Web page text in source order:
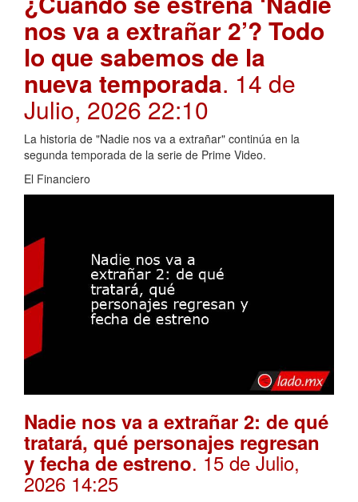
nos va a extrañar 2’? Todo
lo que sabemos de la
nueva temporada. 14 de
Julio, 2026 22:10
La historia de "Nadie nos va a extrañar" continúa en la
segunda temporada de la serie de Prime Video.
El Financiero
Nadie nos va a extrañar 2: de qué
tratará, qué personajes regresan
y fecha de estreno. 15 de Julio,
2026 14:25